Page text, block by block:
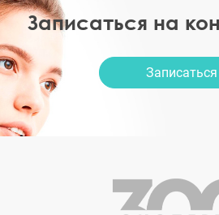
Записаться на
Записаться